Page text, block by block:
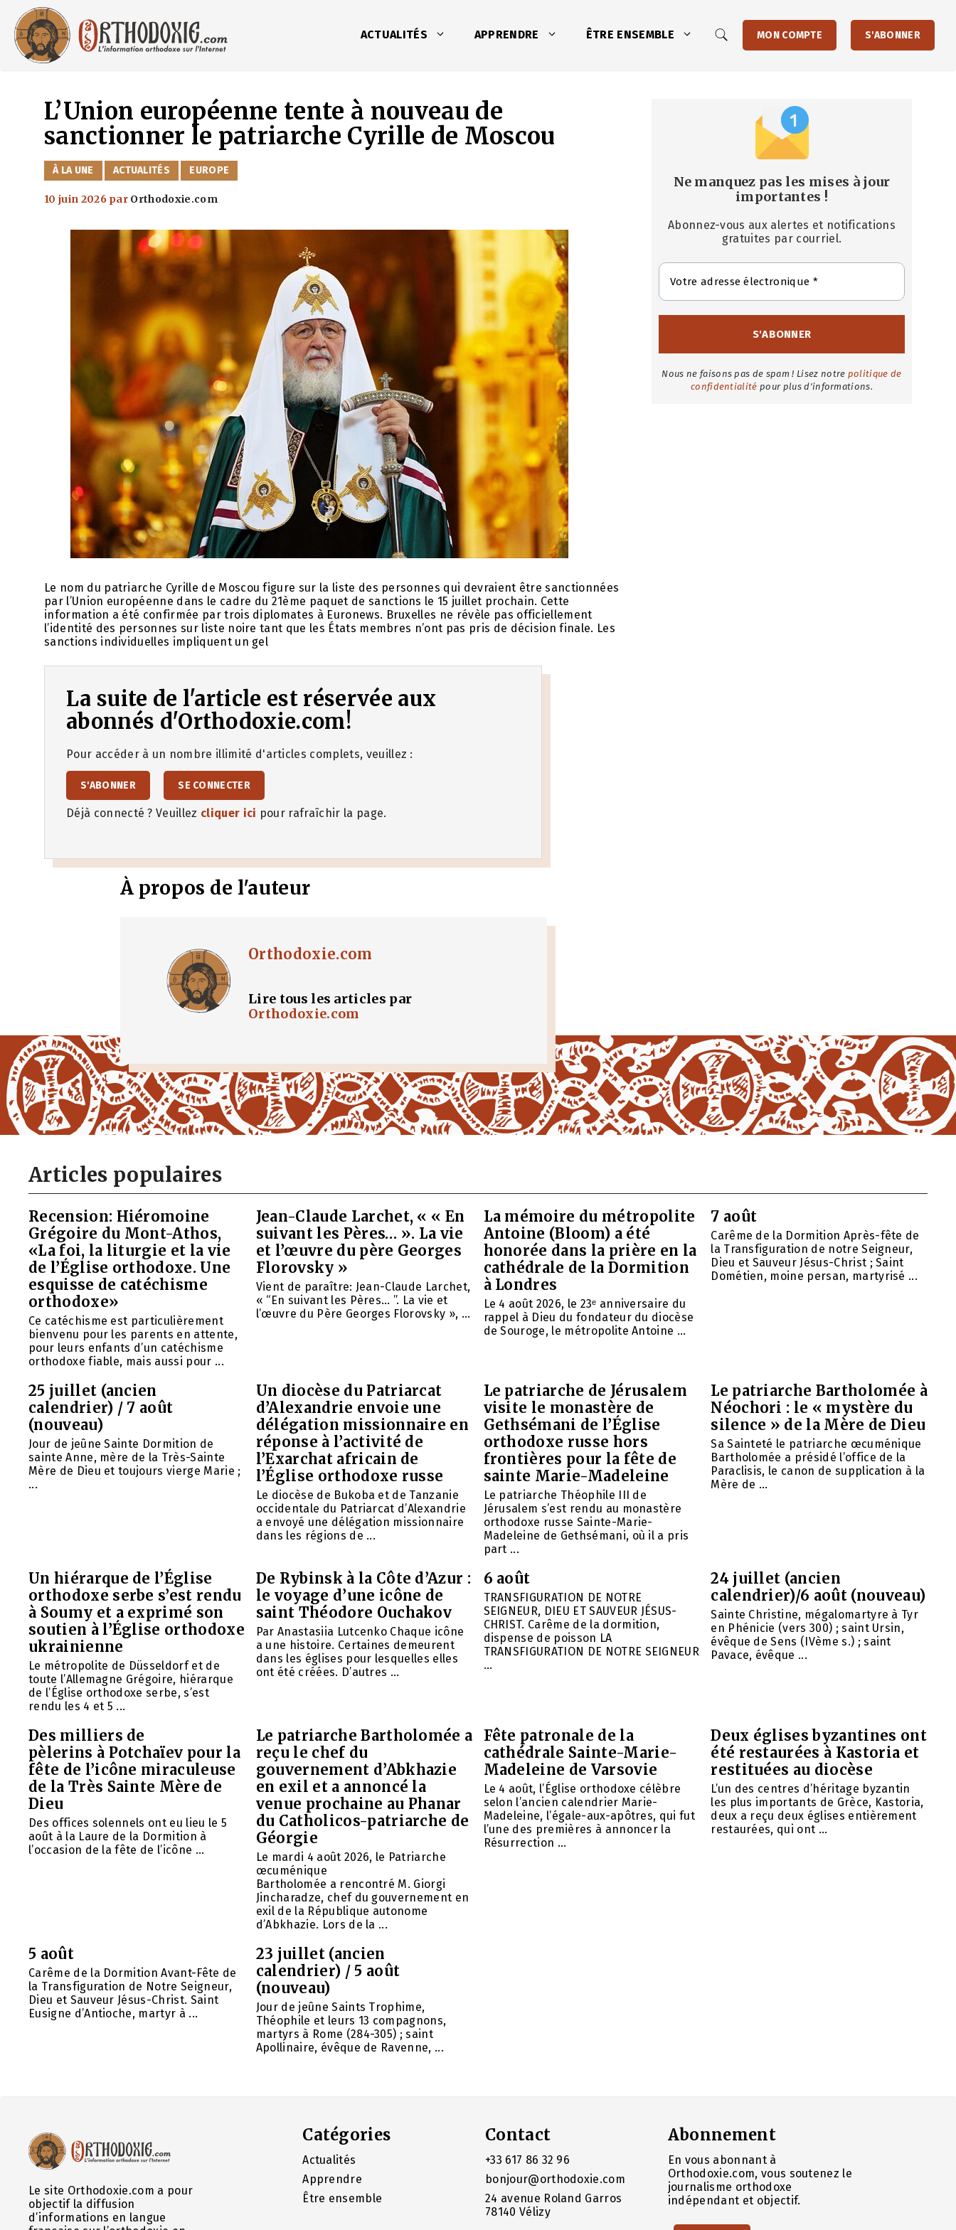
contenu
ACTUALITÉS APPRENDRE ÊTRE ENSEMBLE MON COMPTE S'ABONNER
L’Union européenne tente à nouveau de
sanctionner le patriarche Cyrille de Moscou
CATÉGORIES
À LA UNE ACTUALITÉS EUROPE
10 juin 2026 par Orthodoxie.com
Le nom du patriarche Cyrille de Moscou figure sur la liste des personnes qui devraient être sanctionnées
par l’Union européenne dans le cadre du 21ème paquet de sanctions le 15 juillet prochain. Cette
information a été confirmée par trois diplomates à Euronews. Bruxelles ne révèle pas officiellement
l’identité des personnes sur liste noire tant que les États membres n’ont pas pris de décision finale. Les
sanctions individuelles impliquent un gel
La suite de l'article est réservée aux
abonnés d'Orthodoxie.com!
Pour accéder à un nombre illimité d'articles complets, veuillez :
S'ABONNER SE CONNECTER
Déjà connecté ? Veuillez cliquer ici pour rafraîchir la page.
À propos de l'auteur
Orthodoxie.com
Lire tous les articles par
Orthodoxie.com
Ne manquez pas les mises à jour
importantes !
Abonnez-vous aux alertes et notifications
gratuites par courriel.
Nous ne faisons pas de spam ! Lisez notre politique de
confidentialité pour plus d'informations.
Articles populaires
Recension: Hiéromoine
Grégoire du Mont-Athos,
«La foi, la liturgie et la vie
de l’Église orthodoxe. Une
esquisse de catéchisme
orthodoxe»
Ce catéchisme est particulièrement
bienvenu pour les parents en attente,
pour leurs enfants d’un catéchisme
orthodoxe fiable, mais aussi pour ...
Jean-Claude Larchet, « « En
suivant les Pères… ». La vie
et l’œuvre du père Georges
Florovsky »
Vient de paraître: Jean-Claude Larchet,
« “En suivant les Pères… ”. La vie et
l’œuvre du Père Georges Florovsky », ...
La mémoire du métropolite
Antoine (Bloom) a été
honorée dans la prière en la
cathédrale de la Dormition
à Londres
Le 4 août 2026, le 23ᵉ anniversaire du
rappel à Dieu du fondateur du diocèse
de Souroge, le métropolite Antoine ...
7 août
Carême de la Dormition Après-fête de
la Transfiguration de notre Seigneur,
Dieu et Sauveur Jésus-Christ ; Saint
Dométien, moine persan, martyrisé ...
25 juillet (ancien
calendrier) / 7 août
(nouveau)
Jour de jeûne Sainte Dormition de
sainte Anne, mère de la Très-Sainte
Mère de Dieu et toujours vierge Marie ;
...
Un diocèse du Patriarcat
d’Alexandrie envoie une
délégation missionnaire en
réponse à l’activité de
l’Exarchat africain de
l’Église orthodoxe russe
Le diocèse de Bukoba et de Tanzanie
occidentale du Patriarcat d’Alexandrie
a envoyé une délégation missionnaire
dans les régions de ...
Le patriarche de Jérusalem
visite le monastère de
Gethsémani de l’Église
orthodoxe russe hors
frontières pour la fête de
sainte Marie-Madeleine
Le patriarche Théophile III de
Jérusalem s’est rendu au monastère
orthodoxe russe Sainte-Marie-
Madeleine de Gethsémani, où il a pris
part ...
Le patriarche Bartholomée à
Néochori : le « mystère du
silence » de la Mère de Dieu
Sa Sainteté le patriarche œcuménique
Bartholomée a présidé l’office de la
Paraclisis, le canon de supplication à la
Mère de ...
Un hiérarque de l’Église
orthodoxe serbe s’est rendu
à Soumy et a exprimé son
soutien à l’Église orthodoxe
ukrainienne
Le métropolite de Düsseldorf et de
toute l’Allemagne Grégoire, hiérarque
de l’Église orthodoxe serbe, s’est
rendu les 4 et 5 ...
De Rybinsk à la Côte d’Azur :
le voyage d’une icône de
saint Théodore Ouchakov
Par Anastasiia Lutcenko Chaque icône
a une histoire. Certaines demeurent
dans les églises pour lesquelles elles
ont été créées. D’autres ...
6 août
TRANSFIGURATION DE NOTRE
SEIGNEUR, DIEU ET SAUVEUR JÉSUS-
CHRIST. Carême de la dormition,
dispense de poisson LA
TRANSFIGURATION DE NOTRE SEIGNEUR
...
24 juillet (ancien
calendrier)/6 août (nouveau)
Sainte Christine, mégalomartyre à Tyr
en Phénicie (vers 300) ; saint Ursin,
évêque de Sens (IVème s.) ; saint
Pavace, évêque ...
Des milliers de
pèlerins à Potchaïev pour la
fête de l’icône miraculeuse
de la Très Sainte Mère de
Dieu
Des offices solennels ont eu lieu le 5
août à la Laure de la Dormition à
l’occasion de la fête de l’icône ...
Le patriarche Bartholomée a
reçu le chef du
gouvernement d’Abkhazie
en exil et a annoncé la
venue prochaine au Phanar
du Catholicos-patriarche de
Géorgie
Le mardi 4 août 2026, le Patriarche
œcuménique
Bartholomée a rencontré M. Giorgi
Jincharadze, chef du gouvernement en
exil de la République autonome
d’Abkhazie. Lors de la ...
Fête patronale de la
cathédrale Sainte-Marie-
Madeleine de Varsovie
Le 4 août, l’Église orthodoxe célèbre
selon l’ancien calendrier Marie-
Madeleine, l’égale-aux-apôtres, qui fut
l’une des premières à annoncer la
Résurrection ...
Deux églises byzantines ont
été restaurées à Kastoria et
restituées au diocèse
L’un des centres d’héritage byzantin
les plus importants de Grèce, Kastoria,
deux a reçu deux églises entièrement
restaurées, qui ont ...
5 août
Carême de la Dormition Avant-Fête de
la Transfiguration de Notre Seigneur,
Dieu et Sauveur Jésus-Christ. Saint
Eusigne d’Antioche, martyr à ...
23 juillet (ancien
calendrier) / 5 août
(nouveau)
Jour de jeûne Saints Trophime,
Théophile et leurs 13 compagnons,
martyrs à Rome (284-305) ; saint
Apollinaire, évêque de Ravenne, ...
Le site Orthodoxie.com a pour
objectif la diffusion
d’informations en langue
Catégories
Actualités
Apprendre
Être ensemble
Contact
+33 617 86 32 96
bonjour@orthodoxie.com
24 avenue Roland Garros
78140 Vélizy
Abonnement
En vous abonnant à
Orthodoxie.com, vous soutenez le
journalisme orthodoxe
indépendant et objectif.